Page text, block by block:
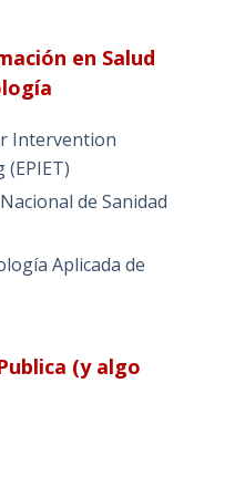
en Salud
Intervention
de Sanidad
Aplicada de
(y algo